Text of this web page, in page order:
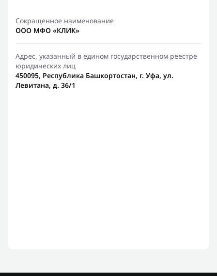
Сокращенное наименование
ООО МФО «КЛИК»
Адрес, указанный в едином государственном реестре
юридических лиц
450095, Республика Башкортостан, г. Уфа, ул.
Левитана, д. 36/1